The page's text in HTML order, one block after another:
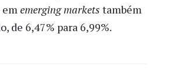
ememerging markets também
de 6,47% para 6,99%.